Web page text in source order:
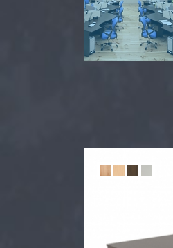
Верстаки
Почтовые
Шкафы для
Вешалки